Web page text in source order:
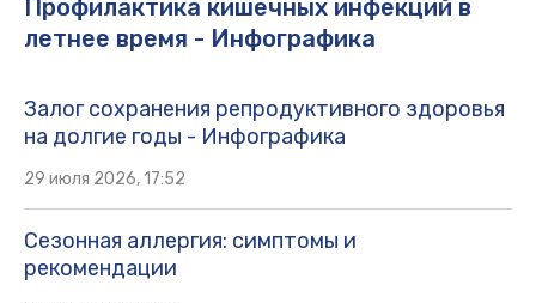
Новости МирТесен
По теме